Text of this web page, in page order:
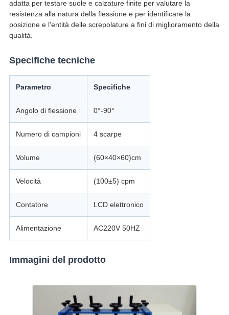
adatta per testare suole e calzature finite per valutare la
resistenza alla natura della flessione e per identificare la
posizione e l'entità delle screpolature a fini di miglioramento della
qualità.
Specifiche tecniche
Parametro Specifiche
Angolo di flessione 0°-90°
Numero di campioni 4 scarpe
Volume (60×40×60)cm
Velocità (100±5) cpm
Contatore LCD elettronico
Alimentazione AC220V 50HZ
Immagini del prodotto